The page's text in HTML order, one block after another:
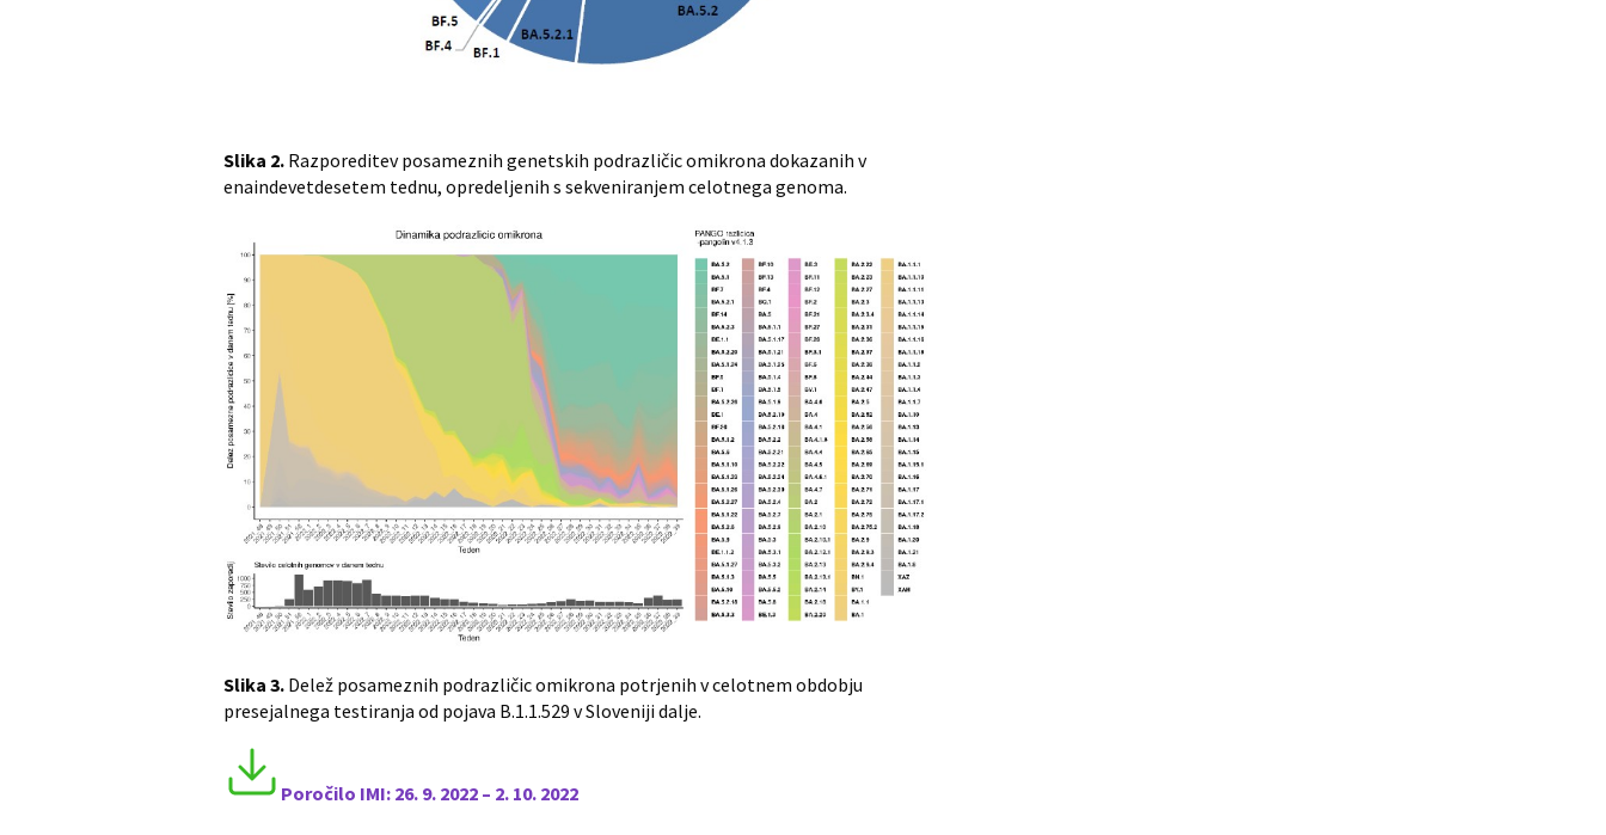
Slika 2.Razporeditev posameznih genetskih podrazličic omikrona dokazanih v
enaindevetdesetem tednu, opredeljenih s sekveniranjem celotnega genoma.
Slika 3.Delež posameznih podrazličic omikrona potrjenih v celotnem obdobju
presejalnega testiranja od pojava B.1.1.529 v Sloveniji dalje.
Poročilo IMI:26. 9. 2022 – 2. 10. 2022